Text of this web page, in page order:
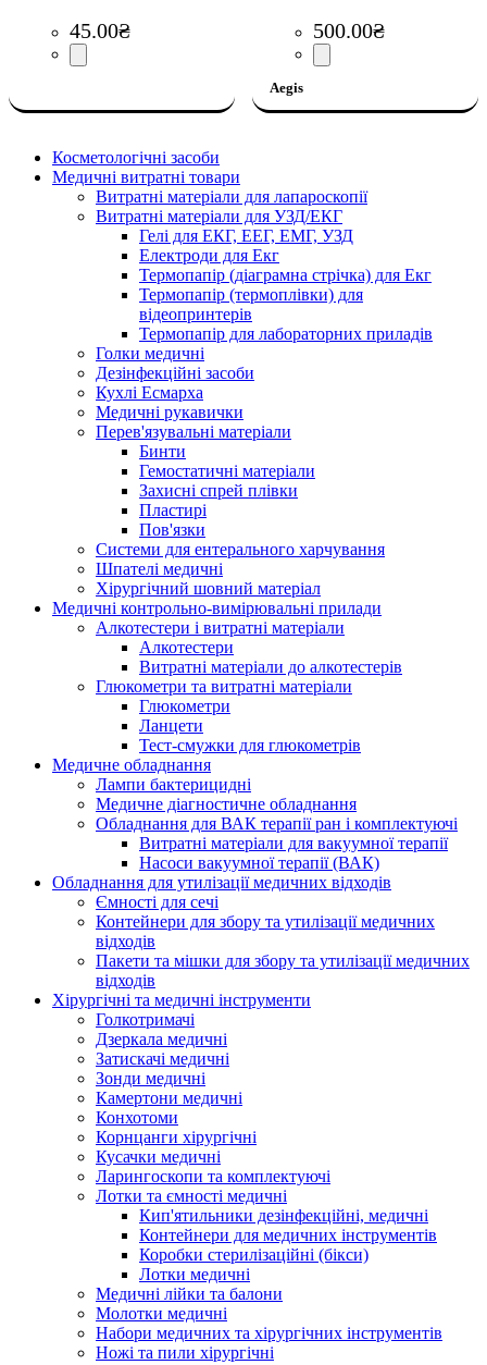
45.00₴ 500.00₴
Aegis
Косметологічні засоби
Медичні витратні товари
Витратні матеріали для лапароскопії
Витратні матеріали для УЗД/ЕКГ
Гелі для ЕКГ, ЕЕГ, ЕМГ, УЗД
Електроди для Екг
Термопапір (діаграмна стрічка) для Екг
Термопапір (термоплівки) для
відеопринтерів
Термопапір для лабораторних приладів
Голки медичні
Дезінфекційні засоби
Кухлі Есмарха
Медичні рукавички
Перев'язувальні матеріали
Бинти
Гемостатичні матеріали
Захисні спрей плівки
Пластирі
Пов'язки
Системи для ентерального харчування
Шпателі медичні
Хірургічний шовний матеріал
Медичні контрольно-вимірювальні прилади
Алкотестери і витратні матеріали
Алкотестери
Витратні матеріали до алкотестерів
Глюкометри та витратні матеріали
Глюкометри
Ланцети
Тест-смужки для глюкометрів
Медичне обладнання
Лампи бактерицидні
Медичне діагностичне обладнання
Обладнання для ВАК терапії ран і комплектуючі
Витратні матеріали для вакуумної терапії
Насоси вакуумної терапії (ВАК)
Обладнання для утилізації медичних відходів
Ємності для сечі
Контейнери для збору та утилізації медичних
відходів
Пакети та мішки для збору та утилізації медичних
відходів
Хірургічні та медичні інструменти
Голкотримачі
Дзеркала медичні
Затискачі медичні
Зонди медичні
Камертони медичні
Конхотоми
Корнцанги хірургічні
Кусачки медичні
Ларингоскопи та комплектуючі
Лотки та ємності медичні
Кип'ятильники дезінфекційні, медичні
Контейнери для медичних інструментів
Коробки стерилізаційні (бікси)
Лотки медичні
Медичні лійки та балони
Молотки медичні
Набори медичних та хірургічних інструментів
Ножі та пили хірургічні